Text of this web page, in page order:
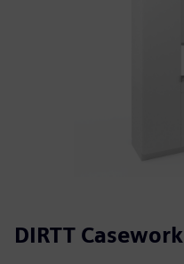
DIRTT Casework